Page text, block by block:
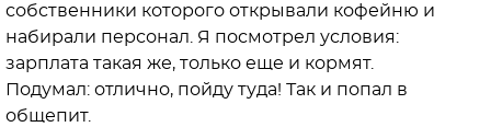
собственники которого открывали кофейню и
набирали персонал. Я посмотрел условия:
зарплата такая же, только еще и кормят.
Подумал: отлично, пойду туда! Так и попал в
общепит.